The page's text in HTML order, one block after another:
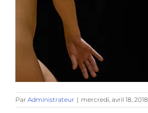
Par Administrateur | mercredi, avril 18, 2018